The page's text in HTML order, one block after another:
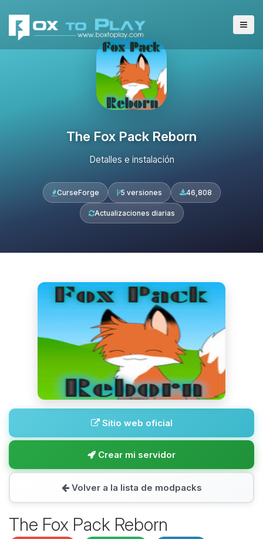
The Fox Pack Reborn
Detalles e instalación
CurseForge 5 versiones 46,808
Actualizaciones diarias
Sitio web oficial
Crear mi servidor
Volver a la lista de modpacks
The Fox Pack Reborn